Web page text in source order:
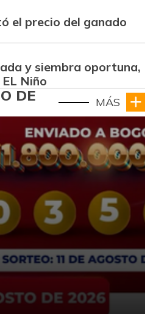
el precio del ganado
y siembra oportuna,
Niño
DE MÁS